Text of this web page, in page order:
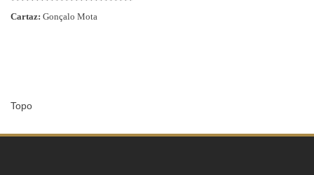
Cartaz: Gonçalo Mota
Topo